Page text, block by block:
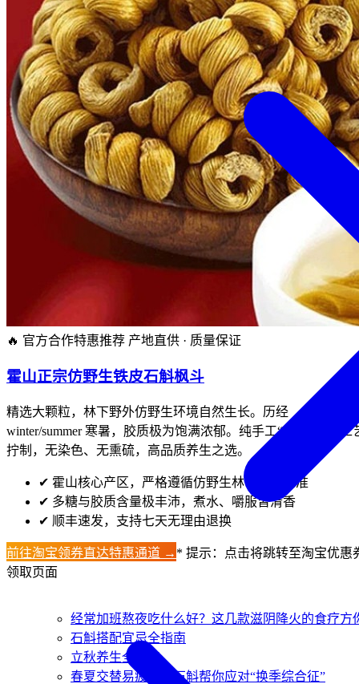
经常加班熬夜吃什么好？这几款滋阴降火的食疗方
石斛搭配宜忌全指南
立秋养生全攻略
春夏交替易疲劳？石斛帮你应对“换季综合征”
🔥 官方合作特惠推荐 产地直供 · 质量保证
霍山正宗仿野生铁皮石斛枫斗
精选大颗粒，林下野外仿野生环境自然生长。历经
winter/summer 寒暑，胶质极为饱满浓郁。纯手工“龙头凤尾”工
拧制，无染色、无熏硫，高品质养生之选。
✔ 霍山核心产区，严格遵循仿野生林下生长标准
✔ 多糖与胶质含量极丰沛，煮水、嚼服皆清香
✔ 顺丰速发，支持七天无理由退换
前往淘宝领券直达特惠通道 → * 提示：点击将跳转至淘宝优惠
领取页面